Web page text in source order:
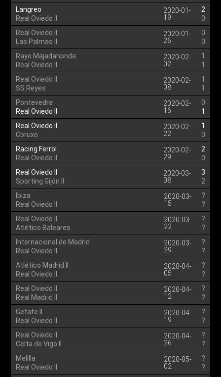
Langreo
Real Oviedo II
2020-01-
19
2
0
Real Oviedo II
Las Palmas II
2020-01-
26
0
0
Rayo Majadahonda
Real Oviedo II
2020-02-
02
1
1
Real Oviedo II
SS Reyes
2020-02-
08
1
1
Pontevedra
Real Oviedo II
2020-02-
16
0
1
Real Oviedo II
Coruxo
2020-02-
22
1
0
Racing Ferrol
Real Oviedo II
2020-02-
29
2
0
Real Oviedo II
Sporting Gijón II
2020-03-
08
3
2
Ibiza
Real Oviedo II
2020-03-
15
?
?
Real Oviedo II
Atlético Baleares
2020-03-
22
?
?
Internacional de Madrid
Real Oviedo II
2020-03-
29
?
?
Atlético Madrid II
Real Oviedo II
2020-04-
05
?
?
Real Oviedo II
Real Madrid II
2020-04-
12
?
?
Getafe II
Real Oviedo II
2020-04-
19
?
?
Real Oviedo II
Celta de Vigo II
2020-04-
26
?
?
Melilla
Real Oviedo II
2020-05-
02
?
?